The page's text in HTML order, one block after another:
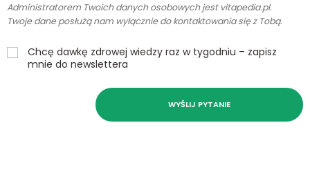
Administratorem Twoich danych osobowych jest vitapedia.pl.
Twoje dane posłużą nam wyłącznie do kontaktowania się z Tobą.
Chcę dawkę zdrowej wiedzy raz w tygodniu – zapisz
mnie do newslettera
WYŚLIJ PYTANIE